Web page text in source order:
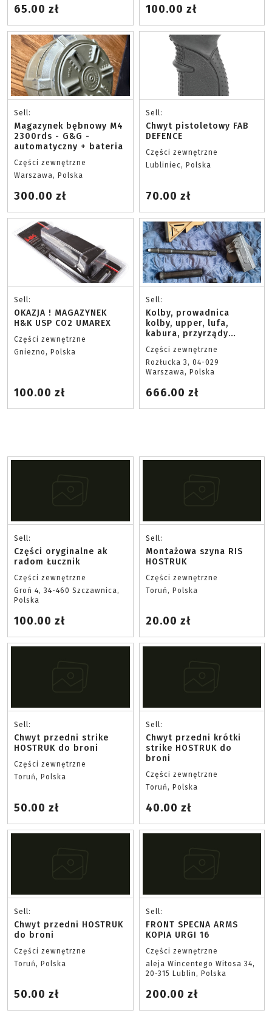
65.00 zł 100.00 zł
Sell:
Magazynek bębnowy M4
2300rds - G&G -
automatyczny + bateria
Części zewnętrzne
Warszawa, Polska
300.00 zł
Sell:
Chwyt pistoletowy FAB
DEFENCE
Części zewnętrzne
Lubliniec, Polska
70.00 zł
Sell:
OKAZJA ! MAGAZYNEK
H&K USP CO2 UMAREX
Części zewnętrzne
Gniezno, Polska
100.00 zł
Sell:
Kolby, prowadnica
kolby, upper, lufa,
kabura, przyrządy
celownicze.
Części zewnętrzne
Rozłucka 3, 04-029
Warszawa, Polska
666.00 zł
Sell:
Części oryginalne ak
radom Łucznik
Części zewnętrzne
Groń 4, 34-460 Szczawnica,
Polska
100.00 zł
Sell:
Montażowa szyna RIS
HOSTRUK
Części zewnętrzne
Toruń, Polska
20.00 zł
Sell:
Chwyt przedni strike
HOSTRUK do broni
Części zewnętrzne
Toruń, Polska
50.00 zł
Sell:
Chwyt przedni krótki
strike HOSTRUK do
broni
Części zewnętrzne
Toruń, Polska
40.00 zł
Sell:
Chwyt przedni HOSTRUK
do broni
Części zewnętrzne
Toruń, Polska
50.00 zł
Sell:
FRONT SPECNA ARMS
KOPIA URGI 16
Części zewnętrzne
aleja Wincentego Witosa 34,
20-315 Lublin, Polska
200.00 zł